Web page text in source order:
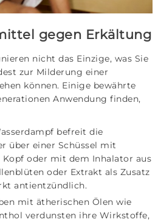
gegen Erkältung
nicht das Einzige, was Sie
zur Milderung einer
können. Einige bewährte
Anwendung finden,
befreit die
über einer Schüssel mit
oder mit dem Inhalator aus
oder Extrakt als Zusatz
antientzündlich.
mit ätherischen Ölen wie
verdunsten ihre Wirkstoffe,